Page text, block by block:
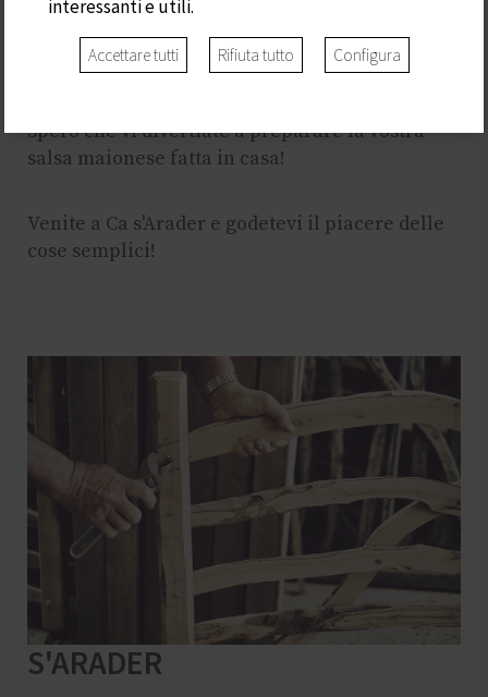
Ora ne sapete un po' di più su questa famosa
salsa ....
Spero che vi divertiate a preparare la vostra
salsa maionese fatta in casa!
Venite a Ca s'Arader e godetevi il piacere delle
cose semplici!
S'ARADER
interessanti e utili.
Accettare tutti Rifiuta tutto Configura